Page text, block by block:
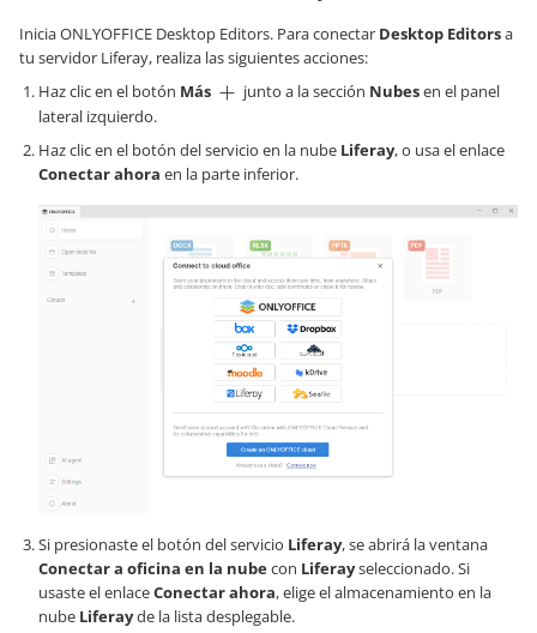
Inicia ONLYOFFICE Desktop Editors. Para conectar Desktop Editorsa
tu servidor Liferay, realiza las siguientes acciones:
Haz clic en el botón Más junto a la sección Nubesen el panel
lateral izquierdo.
Haz clic en el botón del servicio en la nube Liferay, o usa el enlace
Conectar ahora en la parte inferior.
Si presionaste el botón del servicio Liferay, se abrirá la ventana
Conectar a oficina en la nubecon Liferayseleccionado. Si
usaste el enlaceConectar ahora, elige el almacenamiento en la
nube Liferayde la lista desplegable.